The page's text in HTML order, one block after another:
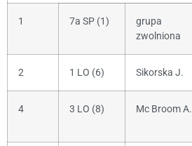
1 7a SP (1)
grupa
zwolniona
2 1 LO (6) Sikorska J.
4 3 LO (8) Mc Broom A.